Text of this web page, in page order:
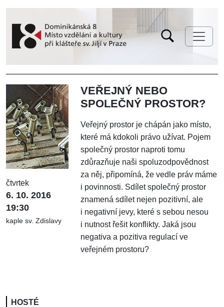
čtvrtek
6. 10. 2016
19:30
kaple sv. Zdislavy
VEŘEJNÝ NEBO
SPOLEČNÝ PROSTOR?
Veřejný prostor je chápán jako místo,
které má kdokoli právo užívat. Pojem
společný prostor naproti tomu
zdůrazňuje naši spoluzodpovědnost
za něj, připomíná, že vedle práv máme
i povinnosti. Sdílet společný prostor
znamená sdílet nejen pozitivní, ale
i negativní jevy, které s sebou nesou
i nutnost řešit konflikty. Jaká jsou
negativa a pozitiva regulací ve
veřejném prostoru?
HOSTÉ